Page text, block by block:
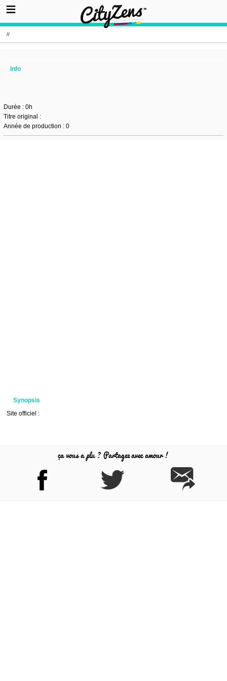
//
Info
Durée : 0h
Titre original :
Année de production : 0
Synopsis
Site officiel :
ça vous a plu ? Partagez avec amour !